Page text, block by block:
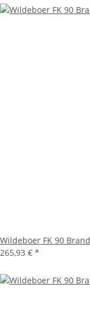
Wildeboer FK 90
265,93 € *